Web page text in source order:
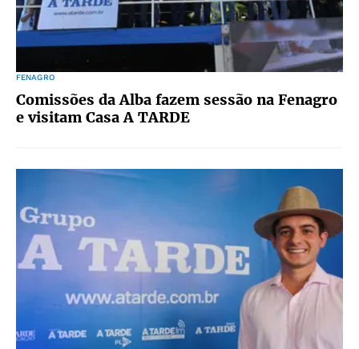
FENAGRO
Comissões da Alba fazem sessão na Fenagro
e visitam Casa A TARDE